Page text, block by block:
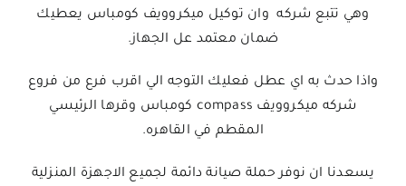
وهي تتبع شركه وان توكيل ميكروويف كومباس يعطيك
ضمان معتمد عل الجهاز.
واذا حدث به اي عطل فعليك التوجه الي اقرب فرع من فروع
شركه ميكروويف compass كومباس
وقرها الرئيسي
المقطم في القاهره.
يسعدنا ان نوفر حملة صيانة دائمة لجميع الاجهزة المنزلية